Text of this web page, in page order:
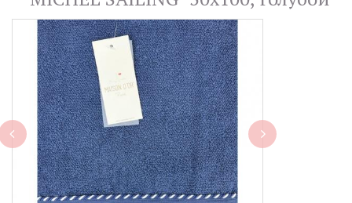
next